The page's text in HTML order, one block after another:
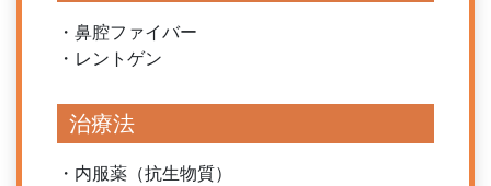
・鼻腔ファイバー
・レントゲン
治療法
・内服薬（抗生物質）